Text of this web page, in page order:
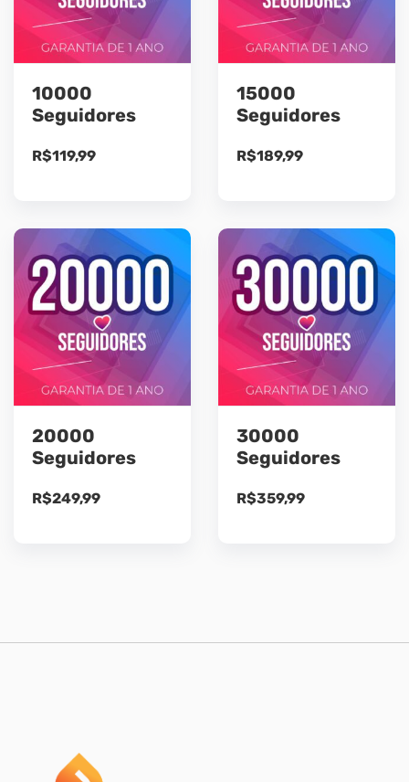
10000
Seguidores
R$119,99
15000
Seguidores
R$189,99
20000
Seguidores
R$249,99
30000
Seguidores
R$359,99